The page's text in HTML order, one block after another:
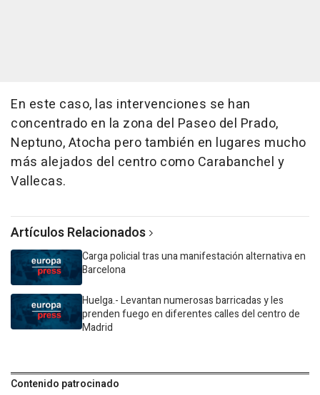
En este caso, las intervenciones se han
concentrado en la zona del Paseo del Prado,
Neptuno, Atocha pero también en lugares mucho
más alejados del centro como Carabanchel y
Vallecas.
Artículos Relacionados
Carga policial tras una manifestación alternativa en
Barcelona
Huelga.- Levantan numerosas barricadas y les
prenden fuego en diferentes calles del centro de
Madrid
Contenido patrocinado